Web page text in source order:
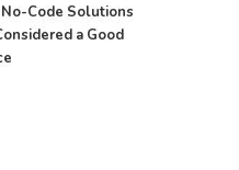
Code Solutions
a Good